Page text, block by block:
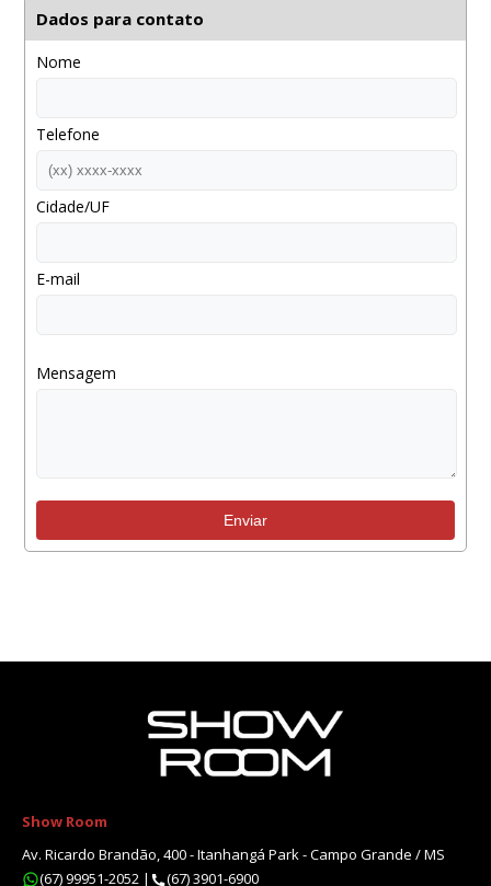
Dados para contato
Nome
Telefone
Cidade/UF
E-mail
Mensagem
Enviar
Show Room
Av. Ricardo Brandão, 400 - Itanhangá Park - Campo Grande / MS
(67) 99951-2052 | (67) 3901-6900